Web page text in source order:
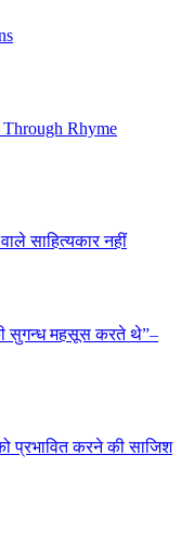
Rhyme
साहित्यकार नहीं
की सुगन्ध महसूस करते थे”–
प्रभावित करने की साजिश